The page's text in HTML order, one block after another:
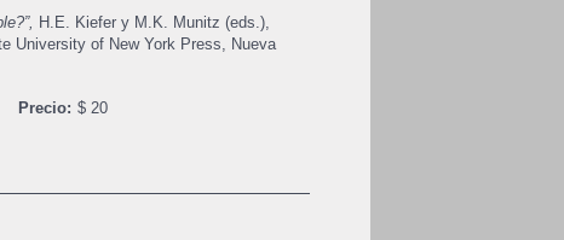
H.E. Kiefer y M.K. Munitz (eds.),
University of New York Press, Nueva
Precio: $ 20